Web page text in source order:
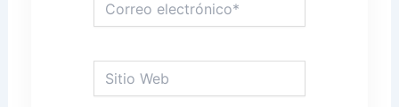
electrónico*
Web